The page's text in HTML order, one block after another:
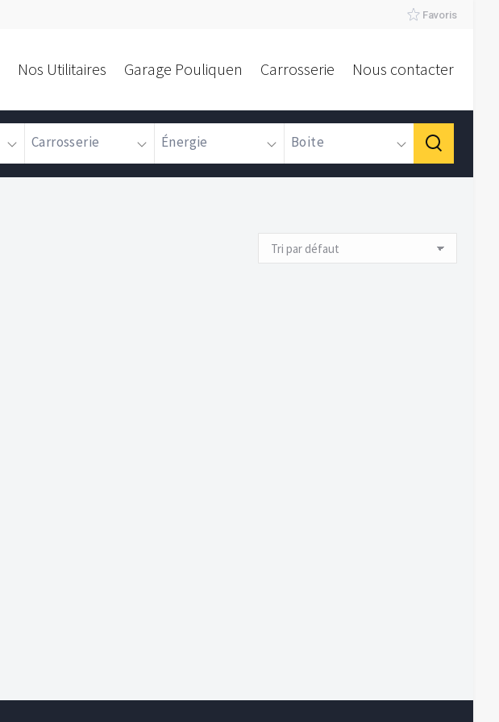
Favoris
Nos Utilitaires Garage Pouliquen Carrosserie Nous contacter
Carrosserie Énergie Boite